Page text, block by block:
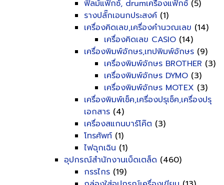
ฟิลม์แฟ็กซ์, drumเครื่องแฟ็กซ์ (5)
รางปลั๊กเอนกประสงค์ (1)
เครื่องคิดเลข,เครื่องคำนวณเลข (14)
เครื่องคิดเลข CASIO (14)
เครื่องพิมพ์อักษร,เทปพิมพ์อักษร (9)
เครื่องพิมพ์อักษร BROTHER (3)
เครื่องพิมพ์อักษร DYMO (3)
เครื่องพิมพ์อักษร MOTEX (3)
เครื่องพิมพ์เช็ค,เครื่องปรุเช็ค,เครื่องปรุ
เอกสาร (4)
เครื่องสแกนบาร์โค๊ต (3)
โทรศัพท์ (1)
ไฟฉุกเฉิน (1)
อุปกรณ์สำนักงานเบ็ดเตล็ด (460)
กรรไกร (19)